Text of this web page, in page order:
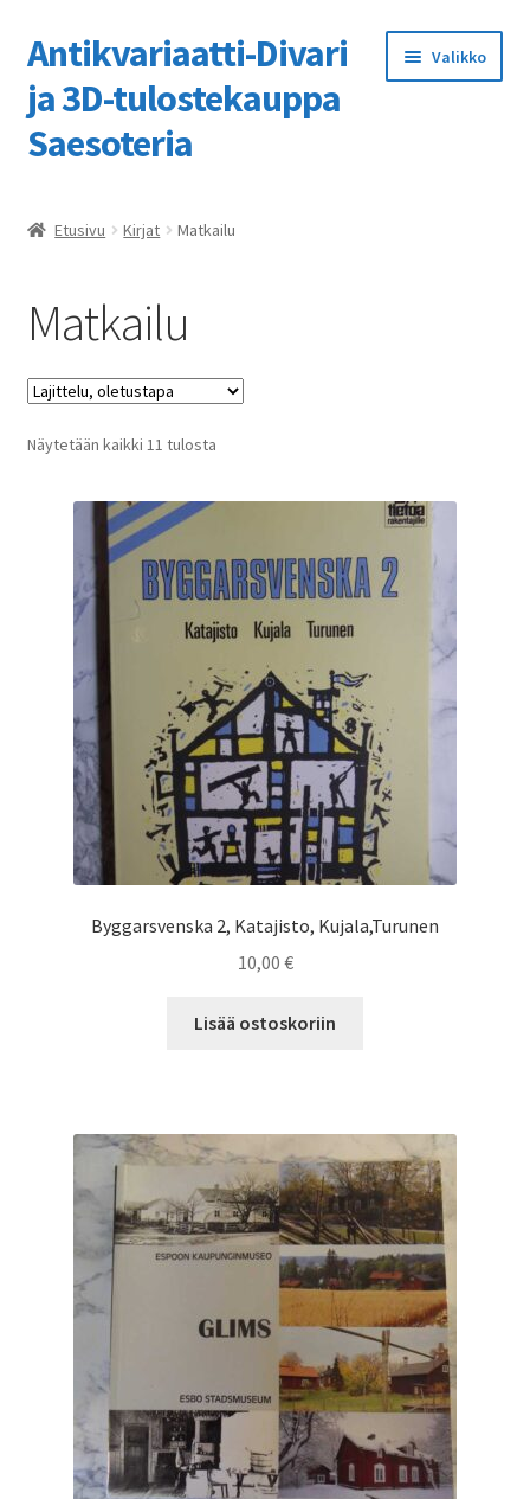
Siirry
navigointiin
Siirry
sisältöön
Antikvariaatti-Divari
ja 3D-tulostekauppa
Saesoteria
Valikko
Kassa
Kaupan ohje
Kauppa
Ostoskori
Saesoteria AI -Tekoälypalvelu
Tilauksen peruutus
Toimitusehdot
Yhteystiedot
Etusivu Kirjat Matkailu
Matkailu
Näytetään kaikki 11 tulosta
Byggarsvenska 2, Katajisto, Kujala,Turunen
10,00 €
Lisää ostoskoriin